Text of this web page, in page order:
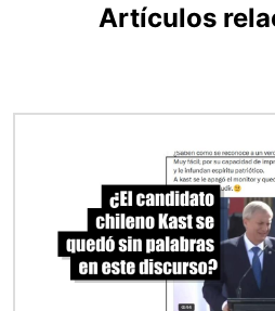
Artículos